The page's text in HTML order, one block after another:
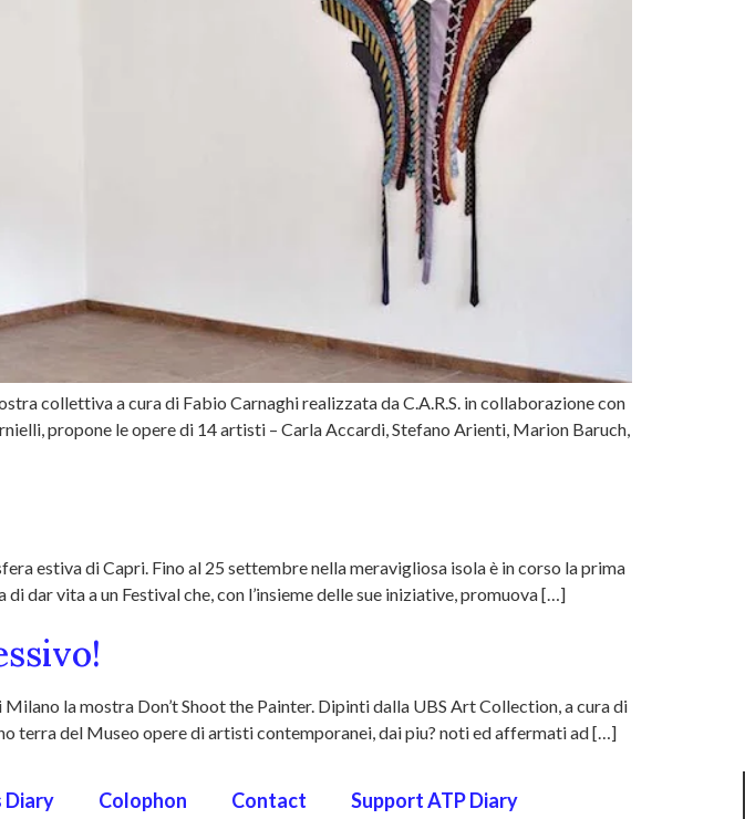
collettiva a cura di Fabio Carnaghi realizzata da C.A.R.S. in collaborazione con
propone le opere di 14 artisti – Carla Accardi, Stefano Arienti, Marion Baruch,
estiva di Capri. Fino al 25 settembre nella meravigliosa isola è in corso la prima
dar vita a un Festival che, con l’insieme delle sue iniziative, promuova […]
la mostra Don’t Shoot the Painter. Dipinti dalla UBS Art Collection, a cura di
terra del Museo opere di artisti contemporanei, dai piu? noti ed affermati ad […]
Diary Colophon Contact Support ATP Diary